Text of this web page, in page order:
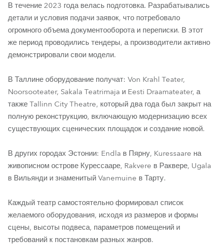
В течение 2023 года велась подготовка. Разрабатывались
детали и условия подачи заявок, что потребовало
огромного объема документооборота и переписки. В этот
же период проводились тендеры, а производители активно
демонстрировали свои модели.
В Таллине оборудование получат: Von Krahl Teater,
Noorsooteater, Sakala Teatrimaja и Eesti Draamateater, а
также Tallinn City Theatre, который два года был закрыт на
полную реконструкцию, включающую модернизацию всех
существующих сценических площадок и создание новой.
В других городах Эстонии: Endla в Пярну, Kuressaare на
живописном острове Курессааре, Rakvere в Раквере, Ugala
в Вильянди и знаменитый Vanemuine в Тарту.
Каждый театр самостоятельно формировал список
желаемого оборудования, исходя из размеров и формы
сцены, высоты подвеса, параметров помещений и
требований к постановкам разных жанров.